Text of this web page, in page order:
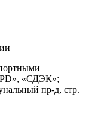
«СДЭК»;
пр-д, стр.